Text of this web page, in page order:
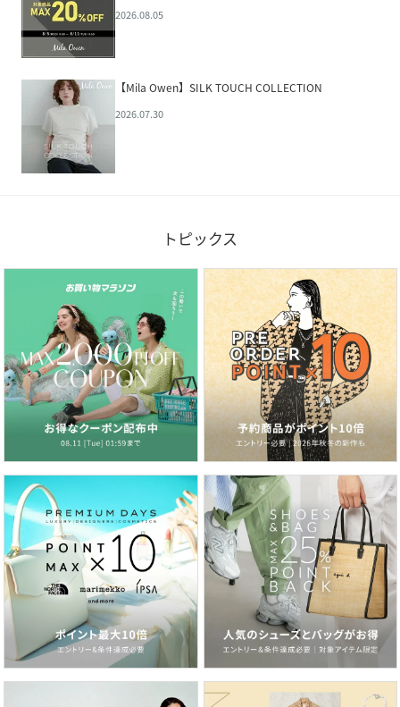
2026.08.05
【Mila Owen】SILK TOUCH COLLECTION
2026.07.30
トピックス